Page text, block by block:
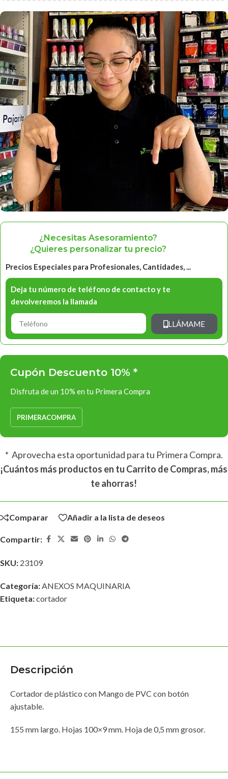
¿Necesitas Asesoramiento?
¿Quieres personalizar tu precio?
Precios Especiales para Profesionales, Cantidades, ...
Deja tu número de teléfono de contacto y te
devolveremos la llamada
LLÁMAME
Cupón Descuento 10% *
Disfruta de un 10% en tu Primera Compra
PRIMERACOMPRA
* Aprovecha esta oportunidad para tu Primera Compra.
¡Cuántos más productos en tu Carrito de Compras, más
te ahorras!
Comparar Añadir a la lista de deseos
Compartir:
SKU: 23109
Categoría: ANEXOS MAQUINARIA
Etiqueta:cortador
Descripción
Cortador de plástico con Mango de PVC con botón
ajustable.
155 mm largo. Hojas 100×9 mm. Hoja de 0,5 mm grosor.